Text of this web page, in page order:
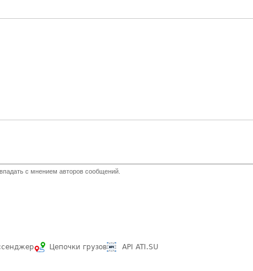
с мнением авторов сообщений.
Цепочки грузов API ATI.SU